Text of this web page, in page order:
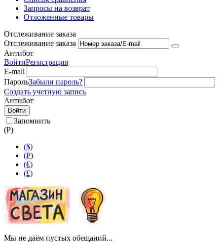
Запросы на возврат
Отложенные товары
Отслеживание заказа
Отслеживание заказа
Антибот
ВойтиРегистрация
E-mail
ПарольЗабыли пароль?
Создать учетную запись
Антибот
Войти
Запомнить
(Р)
($)
(Р)
(€)
(£)
Мы не даём пустых обещаний...